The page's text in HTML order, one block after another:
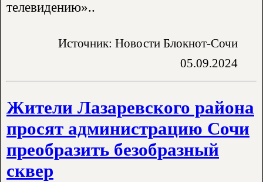
телевидению»..
Источник: Новости Блокнот-Сочи
05.09.2024
Жители Лазаревского района
просят администрацию Сочи
преобразить безобразный
сквер